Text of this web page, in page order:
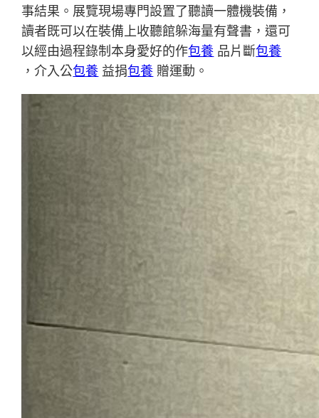
事結果。展覽現場專門設置了聽讀一體機裝備，
讀者既可以在裝備上收聽館躲海量有聲書，還可
以經由過程錄制本身愛好的作包養 品片斷包養
，介入公包養 益捐包養 贈運動。